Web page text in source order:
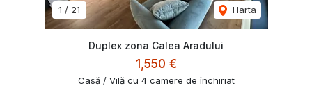
1 / 21 Harta
Duplex zona Calea Aradului
1,550 €
Casă / Vilă cu 4 camere de închiriat